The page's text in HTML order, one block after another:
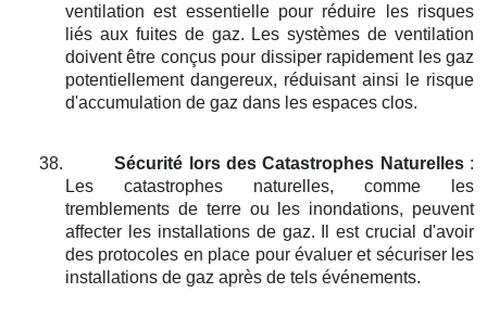
ventilation est essentielle pour réduire les risques
liés aux fuites de gaz. Les systèmes de ventilation
doivent être conçus pour dissiper rapidement les gaz
potentiellement dangereux, réduisant ainsi le risque
d'accumulation de gaz dans les espaces clos.
38. Sécurité lors des Catastrophes Naturelles:
Les catastrophes naturelles, comme les
tremblements de terre ou les inondations, peuvent
affecter les installations de gaz. Il est crucial d'avoir
des protocoles en place pour évaluer et sécuriser les
installations de gaz après de tels événements.